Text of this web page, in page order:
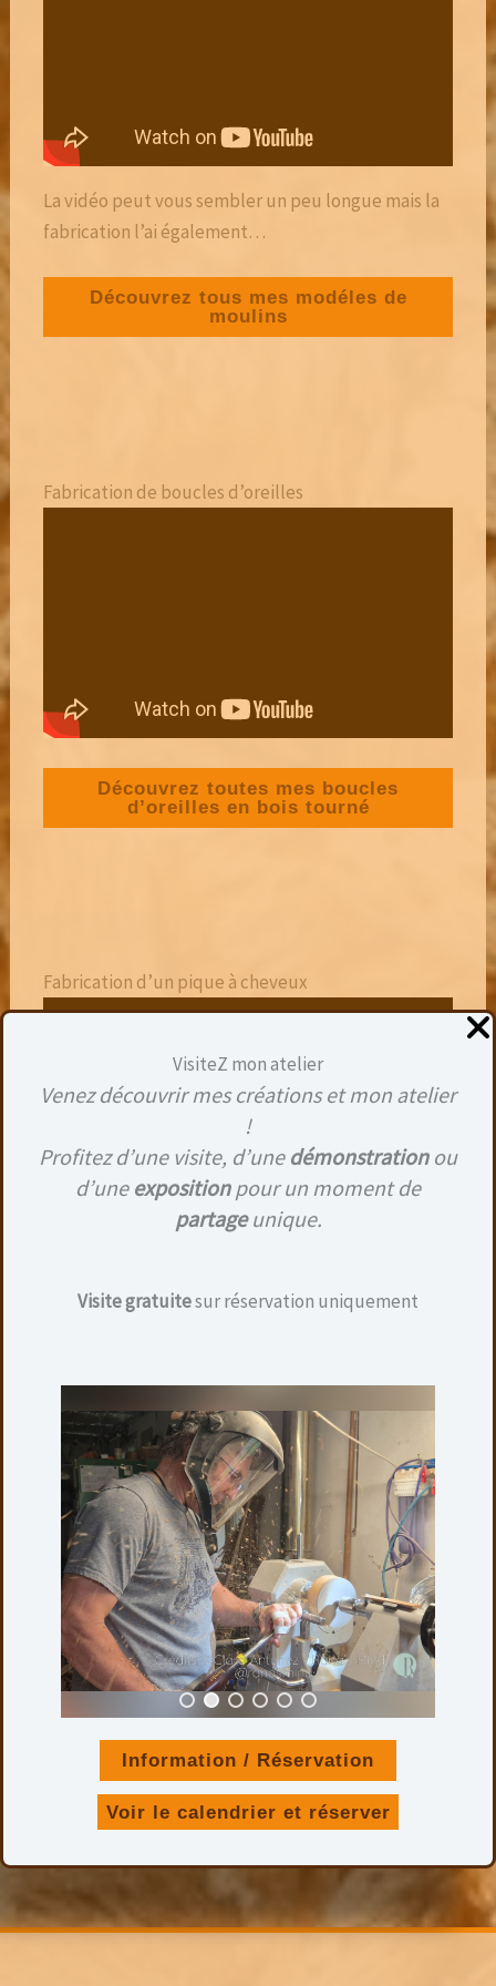
VisiteZ mon atelier
Venez découvrir mes créations et mon atelier
!
Profitez d’une visite, d’une démonstrationou
d’une expositionpour un moment de
partageunique.
Visite gratuitesur réservation uniquement
Information / Réservation
Voir le calendrier et réserver
La vidéo peut vous sembler un peu longue mais la
fabrication l’ai également…
Découvrez tous mes modéles de
moulins
Fabrication de boucles d’oreilles
Découvrez toutes mes boucles
d’oreilles en bois tourné
Fabrication d’un pique à cheveux
cheveux
Fabrication d’un collier
Découvrez tous mes colliers
En continuant, vous acceptez la politique de confidentialité